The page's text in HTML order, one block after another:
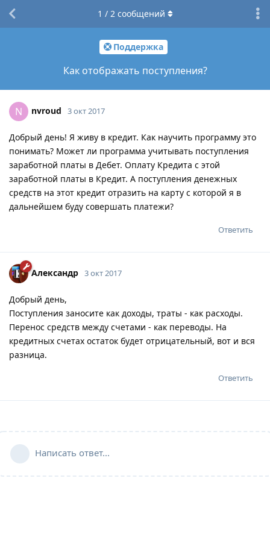
Поддержка
Как отображать поступления?
1 / 2сообщений
N nvroud 3 окт 2017
Добрый день! Я живу в кредит. Как научить программу это
понимать? Может ли программа учитывать поступления
заработной платы в Дебет. Оплату Кредита с этой
заработной платы в Кредит. А поступления денежных
средств на этот кредит отразить на карту с которой я в
дальнейшем буду совершать платежи?
Ответить
Александр 3 окт 2017
Добрый день,
Поступления заносите как доходы, траты - как расходы.
Перенос средств между счетами - как переводы. На
кредитных счетах остаток будет отрицательный, вот и вся
разница.
Ответить
Написать ответ...